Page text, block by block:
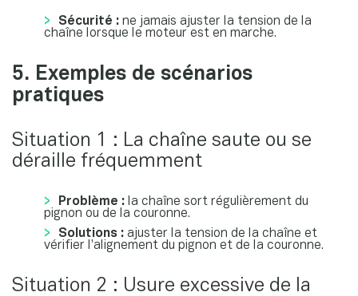
Sécurité : ne jamais ajuster la tension de la
chaîne lorsque le moteur est en marche.
5. Exemples de scénarios
pratiques
Situation 1 : La chaîne saute ou se
déraille fréquemment
Problème : la chaîne sort régulièrement du
pignon ou de la couronne.
Solutions : ajuster la tension de la chaîne et
vérifier l’alignement du pignon et de la couronne.
Situation 2 : Usure excessive de la